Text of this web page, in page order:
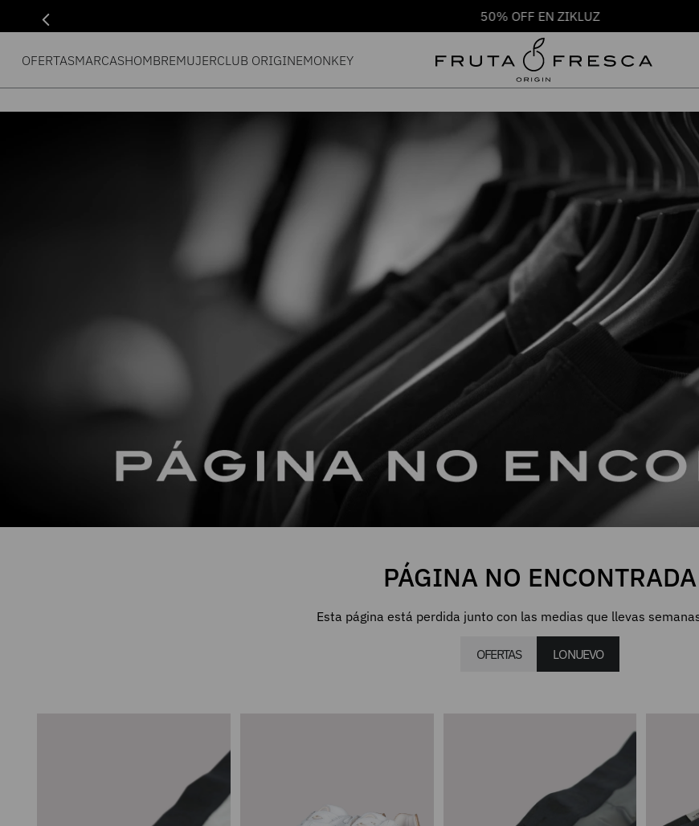
50% OFF EN ZIKLUZ
OFERTASMARCASHOMBREMUJERCLUB ORIGINEMONKEY
PÁGINA NO ENCONTRADA
Esta página está perdida junto con las medias que llevas
OFERTAS LO NUEVO